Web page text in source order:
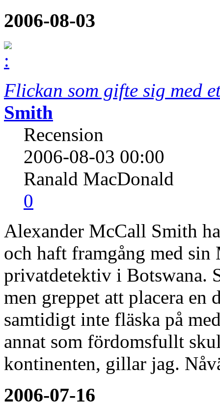
2006-08-03
Flickan som gifte sig med
Smith
Recension
2006-08-03 00:00
Ranald MacDonald
0
Alexander McCall Smith
och haft framgång med
privatdetektiv i Botswana.
men greppet att placera
samtidigt inte fläska på
annat som fördomsfullt
kontinenten, gillar jag.
2006-07-16